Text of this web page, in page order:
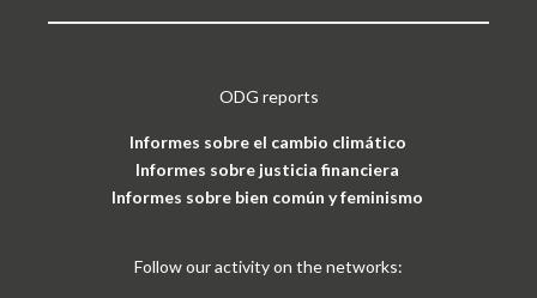
ODG reports
Informes sobre el cambio climático
Informes sobre justicia financiera
Informes sobre bien común y feminismo
Follow our activity on the networks: